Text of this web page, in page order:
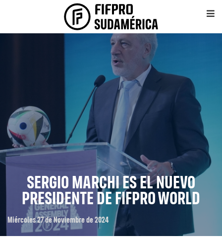
SERGIO MARCHI ES EL NUEVO
PRESIDENTE DE FIFPRO WORLD
Miércoles 27 de Noviembre de 2024